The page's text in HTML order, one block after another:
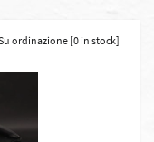
ordinazione [0 in stock]